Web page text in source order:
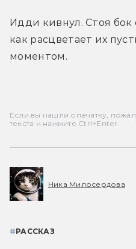
Идди кивнул. Стоя бок
как расцветает их
моментом.
Если вы нашли опечатку,
текста и нажмите Ctrl+Enter.
Ника Милосердова
#РАССКАЗ